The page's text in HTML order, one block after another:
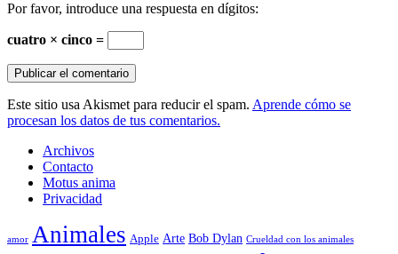
Por favor, introduce una respuesta en dígitos:
cuatro × cinco =
Este sitio usa Akismet para reducir el spam. Aprende cómo se
procesan los datos de tus comentarios.
Archivos
Contacto
Motus anima
Privacidad
amor Animales Apple Arte Bob Dylan Crueldad con los animales